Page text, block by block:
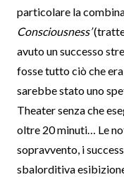
particolare la
Consciousness’
avuto un successo
fosse tutto ciò che
sarebbe stato uno
Theater senza che
oltre 20 minuti… Le
sopravvento, i
sbalorditiva